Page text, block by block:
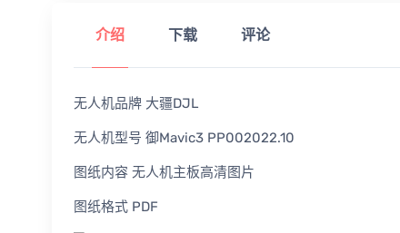
介绍 下载 评论
无人机品牌 大疆DJL
无人机型号 御Mavic3 PP002022.10
图纸内容 无人机主板高清图片
图纸格式 PDF